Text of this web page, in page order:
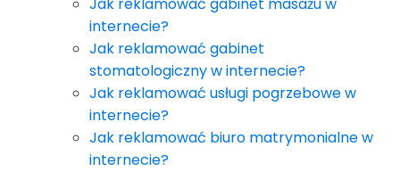
internecie?
Jak reklamować gabinet
stomatologiczny w internecie?
Jak reklamować usługi pogrzebowe w
internecie?
Jak reklamować biuro matrymonialne w
internecie?